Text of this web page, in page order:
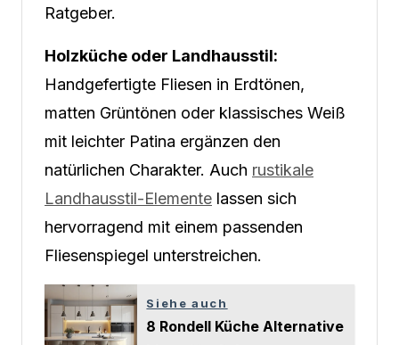
Ratgeber.
Holzküche oder Landhausstil:
Handgefertigte Fliesen in Erdtönen,
matten Grüntönen oder klassisches Weiß
mit leichter Patina ergänzen den
natürlichen Charakter. Auch rustikale
Landhausstil-Elemente lassen sich
hervorragend mit einem passenden
Fliesenspiegel unterstreichen.
Siehe auch
8 Rondell Küche Alternative